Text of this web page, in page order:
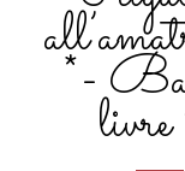
*-
livre